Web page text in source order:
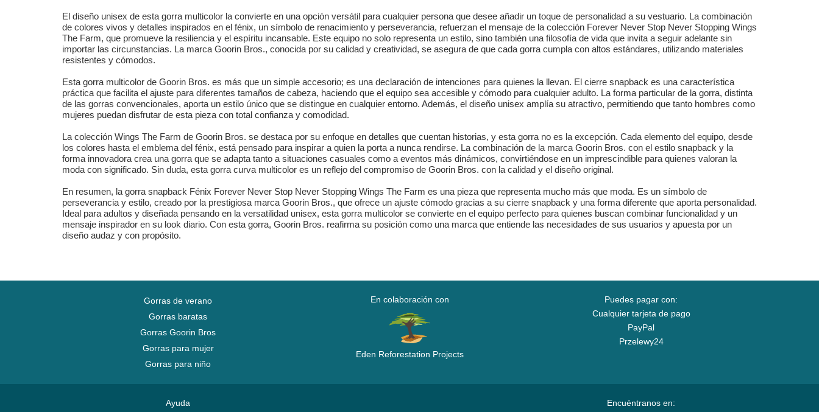
El diseño unisex de esta gorra multicolor la convierte en una opción versátil para cualquier persona que desee añadir un toque de personalidad a su vestuario. La combinación
de colores vivos y detalles inspirados en el fénix, un símbolo de renacimiento y perseverancia, refuerzan el mensaje de la colección Forever Never Stop Never Stopping Wings
The Farm, que promueve la resiliencia y el espíritu incansable. Este equipo no solo representa un estilo, sino también una filosofía de vida que invita a seguir adelante sin
importar las circunstancias. La marca Goorin Bros., conocida por su calidad y creatividad, se asegura de que cada gorra cumpla con altos estándares, utilizando materiales
resistentes y cómodos.
Esta gorra multicolor de Goorin Bros. es más que un simple accesorio; es una declaración de intenciones para quienes la llevan. El cierre snapback es una característica
práctica que facilita el ajuste para diferentes tamaños de cabeza, haciendo que el equipo sea accesible y cómodo para cualquier adulto. La forma particular de la gorra, distinta
de las gorras convencionales, aporta un estilo único que se distingue en cualquier entorno. Además, el diseño unisex amplía su atractivo, permitiendo que tanto hombres como
mujeres puedan disfrutar de esta pieza con total confianza y comodidad.
La colección Wings The Farm de Goorin Bros. se destaca por su enfoque en detalles que cuentan historias, y esta gorra no es la excepción. Cada elemento del equipo, desde
los colores hasta el emblema del fénix, está pensado para inspirar a quien la porta a nunca rendirse. La combinación de la marca Goorin Bros. con el estilo snapback y la
forma innovadora crea una gorra que se adapta tanto a situaciones casuales como a eventos más dinámicos, convirtiéndose en un imprescindible para quienes valoran la
moda con significado. Sin duda, esta gorra curva multicolor es un reflejo del compromiso de Goorin Bros. con la calidad y el diseño original.
En resumen, la gorra snapback Fénix Forever Never Stop Never Stopping Wings The Farm es una pieza que representa mucho más que moda. Es un símbolo de
perseverancia y estilo, creado por la prestigiosa marca Goorin Bros., que ofrece un ajuste cómodo gracias a su cierre snapback y una forma diferente que aporta personalidad.
Ideal para adultos y diseñada pensando en la versatilidad unisex, esta gorra multicolor se convierte en el equipo perfecto para quienes buscan combinar funcionalidad y un
mensaje inspirador en su look diario. Con esta gorra, Goorin Bros. reafirma su posición como una marca que entiende las necesidades de sus usuarios y apuesta por un
diseño audaz y con propósito.
Gorras de verano
Gorras baratas
Gorras Goorin Bros
Gorras para mujer
Gorras para niño
En colaboración con
Eden Reforestation Projects
Puedes pagar con:
Cualquier tarjeta de pago
PayPal
Przelewy24
Ayuda Encuéntranos en: